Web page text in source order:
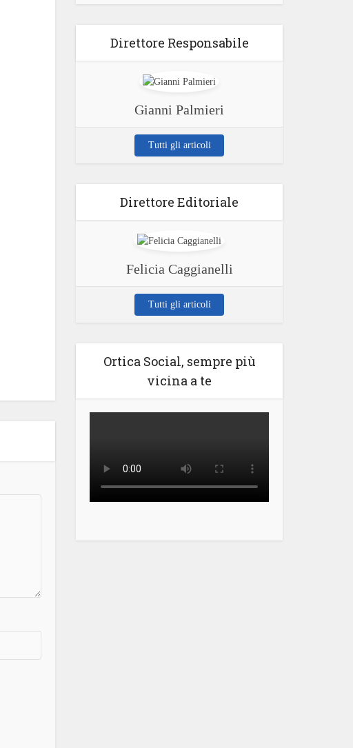
Direttore Responsabile
Gianni Palmieri
Tutti gli articoli
Direttore Editoriale
Felicia Caggianelli
Tutti gli articoli
Ortica Social, sempre più
vicina a te